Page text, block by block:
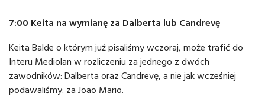
7:00 Keita na wymianę za Dalberta lub Candrevę
Keita Balde o którym już pisaliśmy wczoraj, może trafić do
Interu Mediolan w rozliczeniu za jednego z dwóch
zawodników: Dalberta oraz Candrevę, a nie jak wcześniej
podawaliśmy: za Joao Mario.